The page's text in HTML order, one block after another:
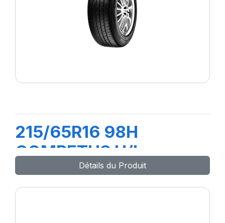
215/65R16 98H
COMPETUS H/L
Détails du Produit